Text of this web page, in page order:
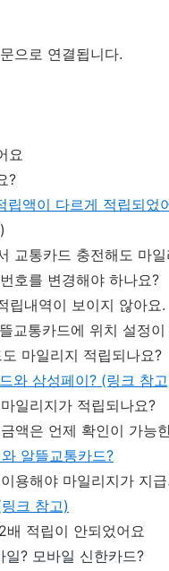
으로 연결됩니다.
요
?
립액이 다르게 적립되었
교통카드 충전해도 마
호를 변경해야 하나요?
립내역이 보이지 않아요.
교통카드에 위치 설정이
마일리지 적립되나요?
와 삼성페이? (링크 참
일리지가 적립되나요?
액은 언제 확인이 가능
알뜰교통카드?
용해야 마일리지가 지
크 참고)
배 적립이 안되었어요
일? 모바일 신한카드?